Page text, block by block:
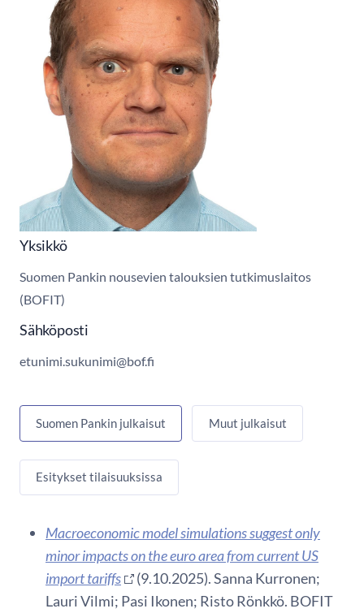
Yksikkö
Suomen Pankin nousevien talouksien tutkimuslaitos
(BOFIT)
Sähköposti
etunimi.sukunimi@bof.fi
Suomen Pankin julkaisut Muut julkaisut
Esitykset tilaisuuksissa
Macroeconomic model simulations suggest only
minor impacts on the euro area from current US
import tariffs
(9.10.2025). Sanna Kurronen;
Lauri Vilmi; Pasi Ikonen; Risto Rönkkö. BOFIT